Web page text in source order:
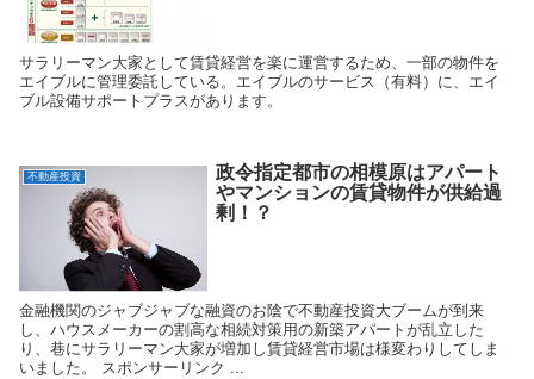
サラリーマン大家として賃貸経営を楽に運営するため、一部の物件を
エイブルに管理委託している。エイブルのサービス（有料）に、エイ
ブル設備サポートプラスがあります。
不動産投資
政令指定都市の相模原はアパート
やマンションの賃貸物件が供給過
剰！？
金融機関のジャブジャブな融資のお陰で不動産投資大ブームが到来
し、ハウスメーカーの割高な相続対策用の新築アパートが乱立した
り、巷にサラリーマン大家が増加し賃貸経営市場は様変わりしてしま
いました。 スポンサーリンク ...